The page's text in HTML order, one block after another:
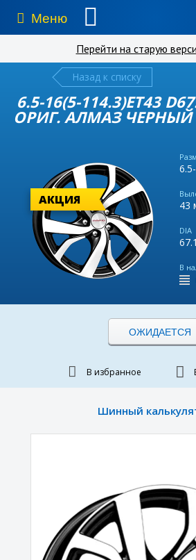
Меню
Перейти на старую
Назад к списку
6.5-16(5-114.3)ET43
ОРИГ. АЛМАЗ ЧЕРНЫЙ
43
DIA
В
АКЦИЯ
ОЖИДАЕТСЯ
В избранное
Шинный